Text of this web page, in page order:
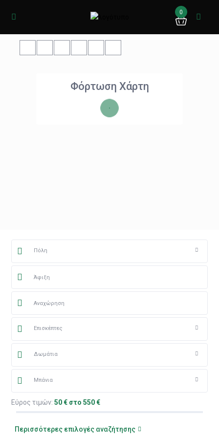
0
Φόρτωση Χάρτη
Πόλη
Επισκέπτες
Δωμάτια
Μπάνια
Εύρος τιμών: 50 € στο 550 €
Περισσότερες επιλογές αναζήτησης